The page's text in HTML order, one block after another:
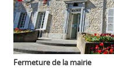
Fermeture de la mairie